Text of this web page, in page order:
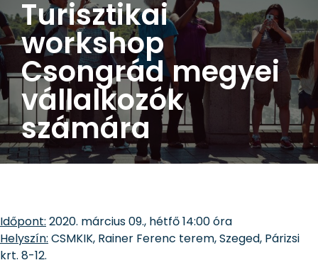
Turisztikai
workshop
Csongrád megyei
vállalkozók
számára
Időpont: 2020. március 09., hétfő 14:00 óra
Helyszín: CSMKIK, Rainer Ferenc terem, Szeged, Párizsi
krt. 8-12.